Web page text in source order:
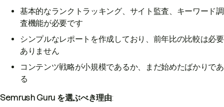
基本的なランクトラッキング、サイト監査、キーワード調
査機能が必要です
シンプルなレポートを作成しており、前年比の比較は必要
ありません
コンテンツ戦略が小規模であるか、まだ始めたばかりであ
る
Semrush Guru を選ぶべき理由: